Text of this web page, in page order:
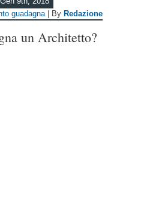
guadagna | By Redazione
un Architetto?